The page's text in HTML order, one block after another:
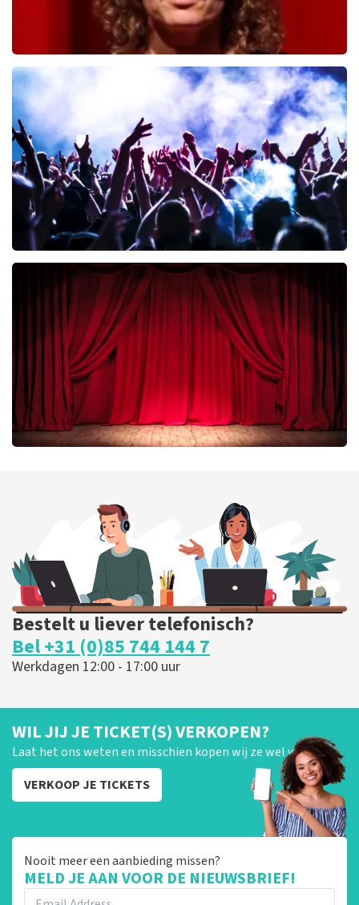
Esther van der Voort
BESTEL NU
Megadeth
laatste 30 minuten
BESTEL NU
BESTEL NU
Bestelt u liever telefonisch?
Bel +31 (0)85 744 144 7
Werkdagen 12:00 - 17:00 uur
WIL JIJ JE TICKET(S) VERKOPEN?
Laat het ons weten en misschien kopen wij ze wel van je!
VERKOOP JE TICKETS
Nooit meer een aanbieding missen?
MELD JE AAN VOOR DE NIEUWSBRIEF!